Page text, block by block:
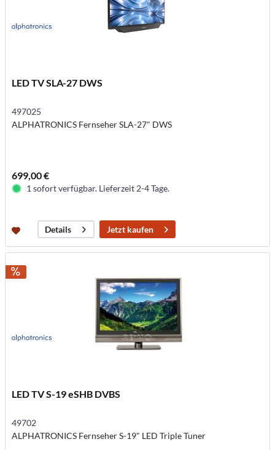
LED TV SLA-27 DWS
497025
ALPHATRONICS Fernseher SLA-27" DWS
699,00 €
1 sofort verfügbar. Lieferzeit 2-4 Tage.
Details Jetzt kaufen
LED TV S-19 eSHB DVBS
49702
ALPHATRONICS Fernseher S-19" LED Triple Tuner